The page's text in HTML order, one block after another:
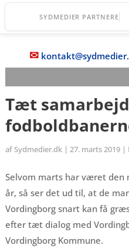
SYDMEDIER PARTNERE
✉
Tæt
af Sydmedier.dk| 27. marts 2019|
Selvom marts har været den
år, så ser det ud til, at de
Vordingborg snart kan få
efter tæt dialog med
Vordingborg Kommune.